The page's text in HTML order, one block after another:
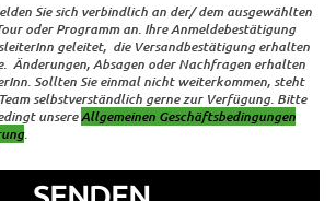
Sie sich verbindlich an der/ dem ausgewählten
oder Programm an. Ihre Anmeldebestätigung
geleitet, die Versandbestätigung erhalten
Änderungen, Absagen oder Nachfragen erhalten
Sollten Sie einmal nicht weiterkommen, steht
selbstverständlich gerne zur Verfügung. Bitte
unsereAllgemeinen Geschäftsbedingungen
.